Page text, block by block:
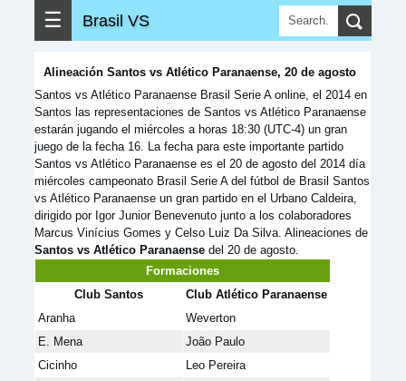
☰ Brasil VS
Alineación Santos vs Atlético Paranaense, 20 de agosto
Santos vs Atlético Paranaense Brasil Serie A online, el 2014 en
Santos las representaciones de Santos vs Atlético Paranaense
estarán jugando el miércoles a horas 18:30 (UTC-4) un gran
juego de la fecha 16. La fecha para este importante partido
Santos vs Atlético Paranaense es el 20 de agosto del 2014 día
miércoles campeonato Brasil Serie A del fútbol de Brasil Santos
vs Atlético Paranaense un gran partido en el Urbano Caldeira,
dirigido por Igor Junior Benevenuto junto a los colaboradores
Marcus Vinícius Gomes y Celso Luiz Da Silva. Alineaciones de
Santos vs Atlético Paranaense del 20 de agosto.
Formaciones
Club Santos
Club Atlético Paranaense
Aranha
Weverton
E. Mena
João Paulo
Cicinho
Leo Pereira